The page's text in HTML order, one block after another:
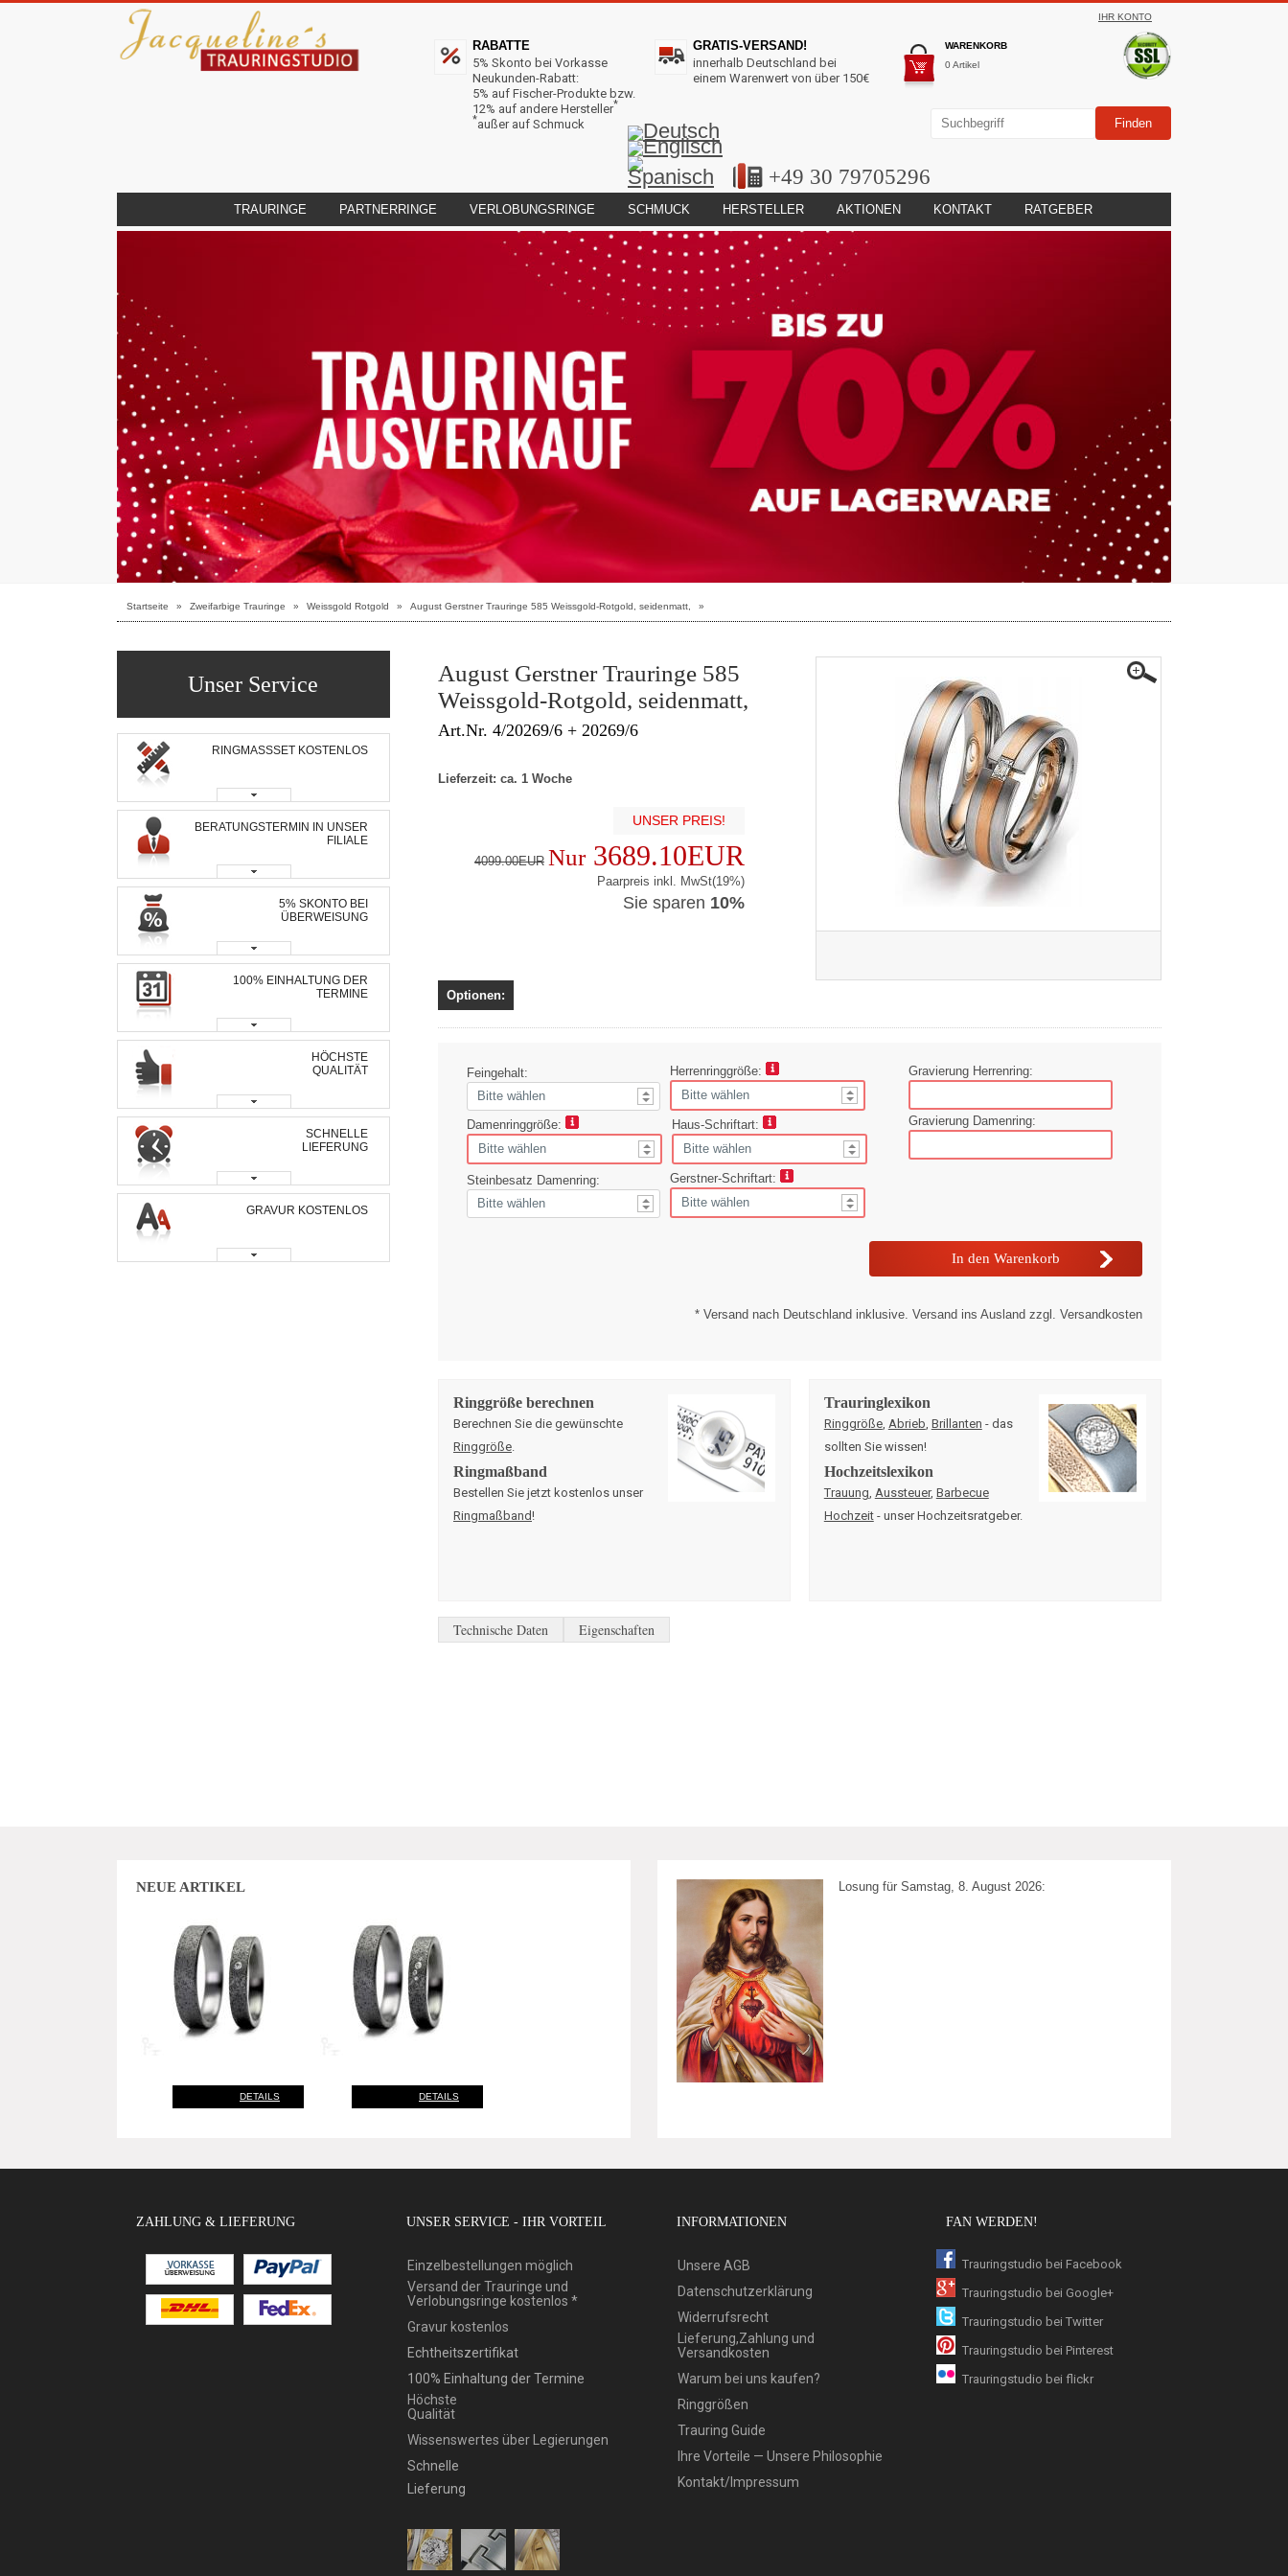
IHR KONTO
WARENKORB
0 Artikel
RABATTE
5% Skonto bei Vorkasse
Neukunden-Rabatt:
5% auf Fischer-Produkte bzw.
12% auf andere Hersteller*
*außer auf Schmuck
GRATIS-VERSAND!
innerhalb Deutschland bei
einem Warenwert von über 150€
+49 30 79705296
TRAURINGE PARTNERRINGE VERLOBUNGSRINGE SCHMUCK HERSTELLER AKTIONEN KONTAKT RATGEBER
Startseite » Zweifarbige Trauringe » Weissgold Rotgold » August Gerstner Trauringe 585 Weissgold-Rotgold, seidenmatt, »
August Gerstner Trauringe 585
Weissgold-Rotgold, seidenmatt,
Art.Nr. 4/20269/6 + 20269/6
Lieferzeit: ca. 1 Woche
UNSER PREIS!
4099.00EUR Nur3689.10EUR
Paarpreis inkl. MwSt(19%)
Sie sparen 10%
Optionen:
Feingehalt: Herrenringgröße:
Damenringgröße: Haus-Schriftart:
Steinbesatz Damenring: Gerstner-Schriftart:
Gravierung Herrenring:
Gravierung Damenring:
* Versand nach Deutschland inklusive. Versand ins Ausland zzgl. Versandkosten
Ringgröße berechnen
Berechnen Sie die gewünschte
Ringgröße.
Ringmaßband
Bestellen Sie jetzt kostenlos unser
Ringmaßband!
Trauringlexikon
Ringgröße, Abrieb, Brillanten - das
sollten Sie wissen!
Hochzeitslexikon
Trauung, Aussteuer, Barbecue
Hochzeit- unser Hochzeitsratgeber.
Technische Daten Eigenschaften
Unser Service
RINGMASSSET KOSTENLOS
BERATUNGSTERMIN IN UNSER
FILIALE
5% SKONTO BEI
ÜBERWEISUNG
100% EINHALTUNG DER
TERMINE
HÖCHSTE
QUALITÄT
SCHNELLE
LIEFERUNG
GRAVUR KOSTENLOS
NEUE ARTIKEL
DETAILS DETAILS
Losung für Samstag, 8. August 2026:
ZAHLUNG & LIEFERUNG UNSER SERVICE - IHR VORTEIL
Einzelbestellungen möglich
Versand der Trauringe und
Verlobungsringe kostenlos *
Gravur kostenlos
Echtheitszertifikat
100% Einhaltung der Termine
Höchste
Qualität
Wissenswertes über Legierungen
Schnelle
Lieferung
INFORMATIONEN
Unsere AGB
Datenschutzerklärung
Widerrufsrecht
Lieferung,Zahlung und
Versandkosten
Warum bei uns kaufen?
Ringgrößen
Trauring Guide
Ihre Vorteile — Unsere Philosophie
Kontakt/Impressum
FAN WERDEN!
Trauringstudio bei Facebook
Trauringstudio bei Google+
Trauringstudio bei Twitter
Trauringstudio bei Pinterest
Trauringstudio bei flickr